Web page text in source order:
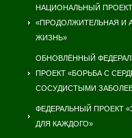
НАЦИОНАЛЬНЫЙ ПРОЕКТ
«ПРОДОЛЖИТЕЛЬНАЯ И
ЖИЗНЬ»
ОБНОВЛЁННЫЙ
ПРОЕКТ «БОРЬБА С
СОСУДИСТЫМИ
ФЕДЕРАЛЬНЫЙ ПРОЕКТ
ДЛЯ КАЖДОГО»